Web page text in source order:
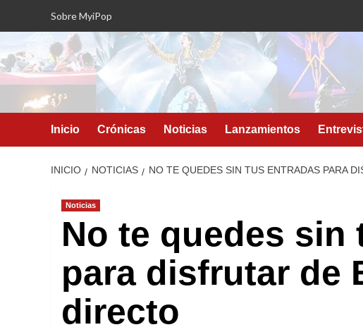
Sobre MyiPop
Inicio Crónicas Noticias Lanzamientos
INICIO NOTICIAS NO TE QUEDES SIN TUS ENTRADAS PARA
Noticias
No te quedes sin
para disfrutar de
directo